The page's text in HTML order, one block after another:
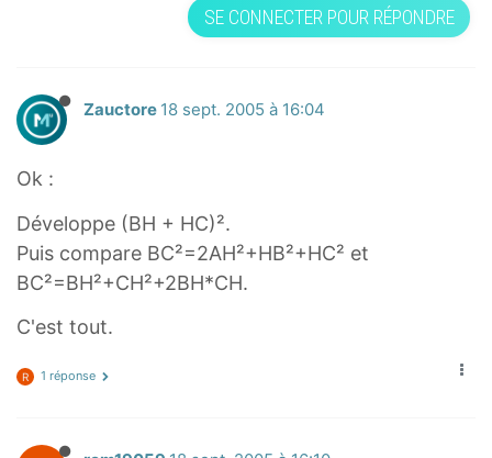
SE CONNECTER POUR RÉPONDRE
Zauctore 18 sept. 2005 à 16:04
Ok :
Développe (BH + HC)².
Puis compare BC²=2AH²+HB²+HC² et
BC²=BH²+CH²+2BH*CH.
C'est tout.
R 1 réponse